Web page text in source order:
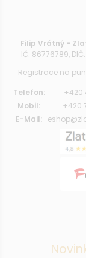
Filip Vrátný -
IČ: 86776789,
Registrace na
Telefon:
+420
Mobil:
+420
E-Mail: